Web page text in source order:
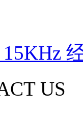
15KHz
US